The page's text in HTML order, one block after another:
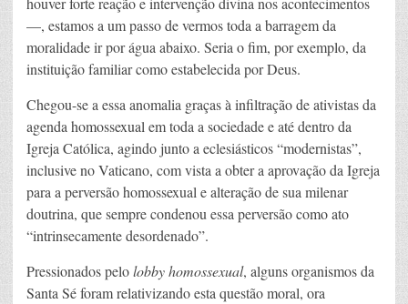
—, estamos a um passo de vermos toda a barragem da
moralidade ir por água abaixo. Seria o fim, por exemplo, da
instituição familiar como estabelecida por Deus.
Chegou-se a essa anomalia graças à infiltração de ativistas da
agenda homossexual em toda a sociedade e até dentro da
Igreja Católica, agindo junto a eclesiásticos “modernistas”,
inclusive no Vaticano, com vista a obter a aprovação da Igreja
para a perversão homossexual e alteração de sua milenar
doutrina, que sempre condenou essa perversão como ato
“intrinsecamente desordenado”.
Pressionados pelolobby homossexual, alguns organismos da
Santa Sé foram relativizando esta questão moral, ora